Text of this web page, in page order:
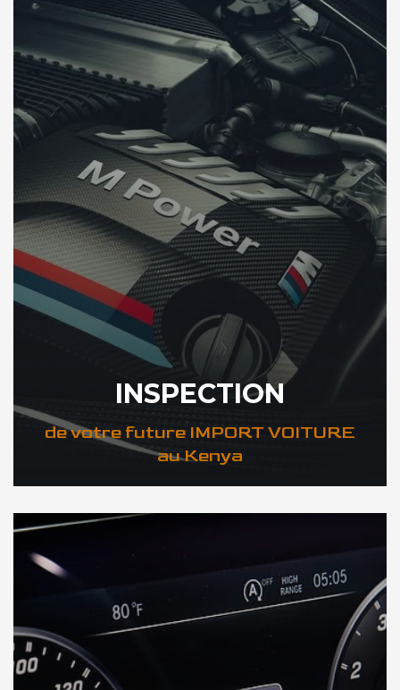
INSPECTION
de votre future IMPORT VOITURE
au Kenya
DÉCOUVREZ VOTRE INSPECTION AUTO au Kenya